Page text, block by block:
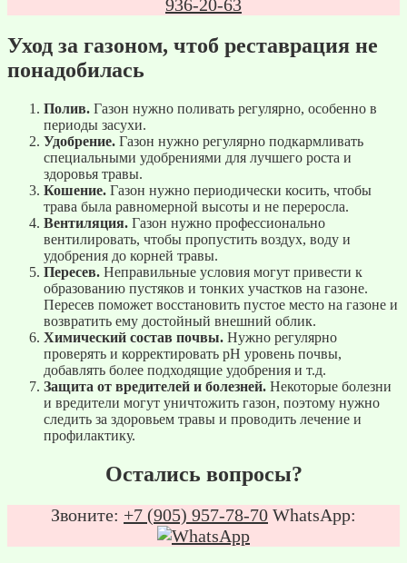
936-20-63
Уход за газоном, чтоб реставрация не
понадобилась
Полив. Газон нужно поливать регулярно, особенно в
периоды засухи.
Удобрение. Газон нужно регулярно подкармливать
специальными удобрениями для лучшего роста и
здоровья травы.
Кошение. Газон нужно периодически косить, чтобы
трава была равномерной высоты и не переросла.
Вентиляция. Газон нужно профессионально
вентилировать, чтобы пропустить воздух, воду и
удобрения до корней травы.
Пересев. Неправильные условия могут привести к
образованию пустяков и тонких участков на газоне.
Пересев поможет восстановить пустое место на газоне и
возвратить ему достойный внешний облик.
Химический состав почвы. Нужно регулярно
проверять и корректировать pH уровень почвы,
добавлять более подходящие удобрения и т.д.
Защита от вредителей и болезней. Некоторые болезни
и вредители могут уничтожить газон, поэтому нужно
следить за здоровьем травы и проводить лечение и
профилактику.
Остались вопросы?
Звоните: +7 (905) 957-78-70 WhatsApp: